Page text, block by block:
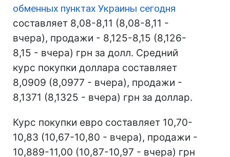
обменных пунктах Украины сегодня
составляет 8,08-8,11 (8,08-8,11 -
вчера), продажи - 8,125-8,15 (8,126-
8,15 - вчера) грн за долл. Средний
курс покупки доллара составляет
8,0909 (8,0977 - вчера), продажи -
8,1371 (8,1325 - вчера) грн за доллар.
Курс покупки евро составляет 10,70-
10,83 (10,67-10,80 - вчера), продажи -
10,889-11,00 (10,87-10,97 - вчера) грн